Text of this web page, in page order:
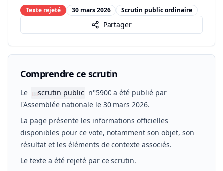
Texte rejeté 30 mars 2026 Scrutin public ordinaire
Partager
Comprendre ce scrutin
Le 📖scrutin public n°5900 a été publié par
l'Assemblée nationale le 30 mars 2026.
La page présente les informations officielles
disponibles pour ce vote, notamment son objet, son
résultat et les éléments de contexte associés.
Le texte a été rejeté par ce scrutin.